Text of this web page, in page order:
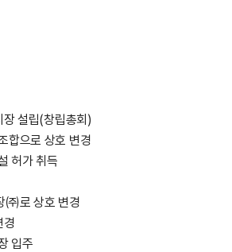
설립(창립총회)
합으로 상호 변경
허가 취득
㈜로 상호 변경
경
입주